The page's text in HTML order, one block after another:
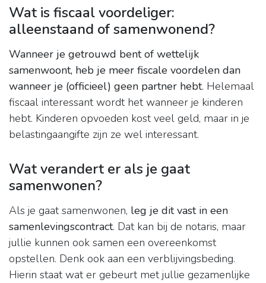
Wat is fiscaal voordeliger:
alleenstaand of samenwonend?
Wanneer je getrouwd bent of wettelijk
samenwoont, heb je meer fiscale voordelen dan
wanneer je (officieel) geen partner hebt. Helemaal
fiscaal interessant wordt het wanneer je kinderen
hebt. Kinderen opvoeden kost veel geld, maar in je
belastingaangifte zijn ze wel interessant.
Wat verandert er als je gaat
samenwonen?
Als je gaat samenwonen, leg je dit vast in een
samenlevingscontract. Dat kan bij de notaris, maar
jullie kunnen ook samen een overeenkomst
opstellen. Denk ook aan een verblijvingsbeding.
Hierin staat wat er gebeurt met jullie gezamenlijke